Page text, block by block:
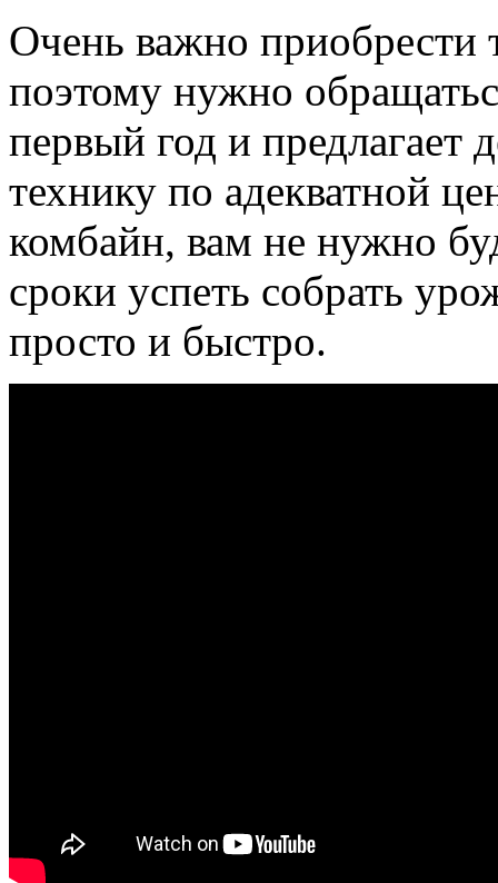
Очень важно приобрести
поэтому нужно
первый год и предлагает
технику по адекватной
комбайн, вам не нужно
сроки успеть собрать
просто и быстро.